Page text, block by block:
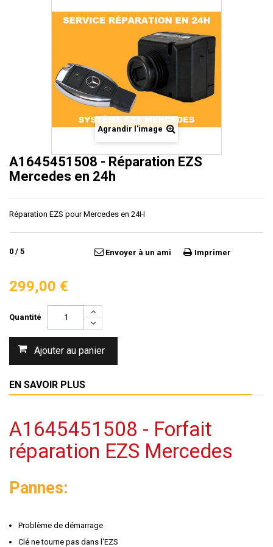
Agrandir l'image
A1645451508 - Réparation EZS
Mercedes en 24h
Réparation EZS pour Mercedes en 24H
0 / 5 Envoyer à un ami Imprimer
299,00 €
Quantité
Ajouter au panier
EN SAVOIR PLUS
A1645451508 - Forfait
réparation EZS Mercedes
Pannes:
Problème de démarrage
Clé ne tourne pas dans l'EZS